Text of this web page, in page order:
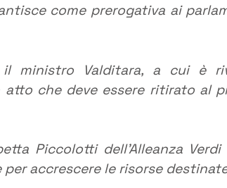
come prerogativa ai
il ministro Valditara, a cui è
che deve essere ritirato al
Piccolotti dell’Alleanza
per accrescere le risorse